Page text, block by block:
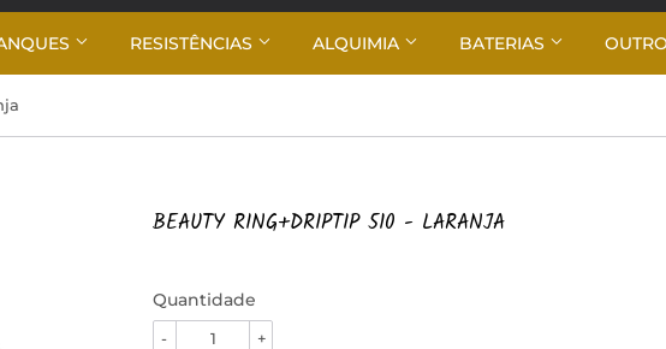
RESISTÊNCIAS ALQUIMIA BATERIAS
BEAUTY RING+DRIPTIP 510 - LARANJA
Quantidade
+
-